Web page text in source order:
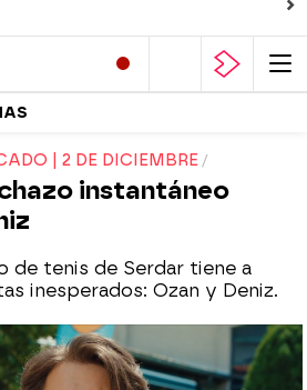
| 2 DE DICIEMBRE
instantáneo
de tenis de Serdar tiene a
inesperados: Ozan y Deniz.